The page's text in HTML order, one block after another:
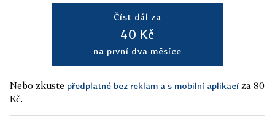
Číst dál za
40 Kč
na první dva měsíce
Nebo zkuste předplatné bez reklam a s mobilní aplikací za 80
Kč.